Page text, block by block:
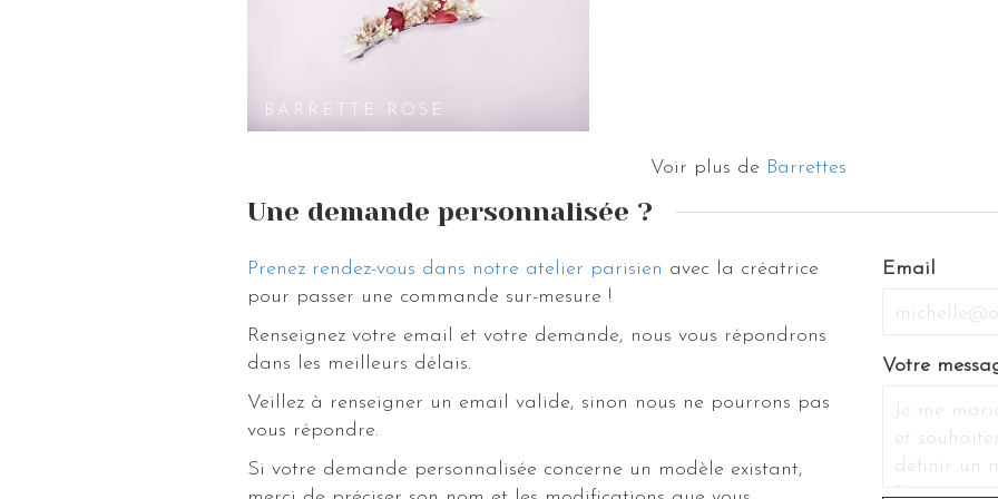
BARRETTE ROSE
Voir plus de Barrettes
Une demande personnalisée ?
Prenez rendez-vous dans notre atelier parisien avec la créatrice
pour passer une commande sur-mesure !
Renseignez votre email et votre demande, nous vous répondrons
dans les meilleurs délais.
Veillez à renseigner un email valide, sinon nous ne pourrons pas
vous répondre.
Si votre demande personnalisée concerne un modèle existant,
Email
Votre